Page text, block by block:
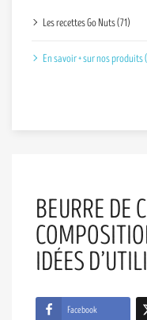
Les recettes Go Nuts (71)
En savoir + sur nos produits
BEURRE DE
IDÉES
Facebook